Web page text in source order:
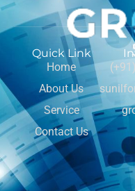
Quick Link
Home
About Us
Service
Contact Us